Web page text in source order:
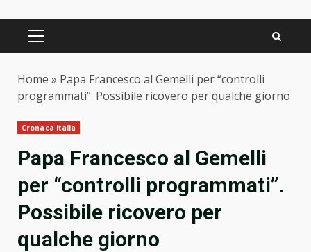
PRIMARY
Home » Papa Francesco al Gemelli per “controlli
programmati”. Possibile ricovero per qualche giorno
Cronaca Italia
Papa Francesco al Gemelli
per “controlli programmati”.
Possibile ricovero per
qualche giorno